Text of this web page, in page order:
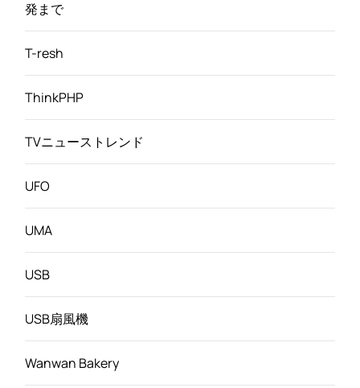
発まで
T-resh
ThinkPHP
TVニューストレンド
UFO
UMA
USB
USB扇風機
Wanwan Bakery